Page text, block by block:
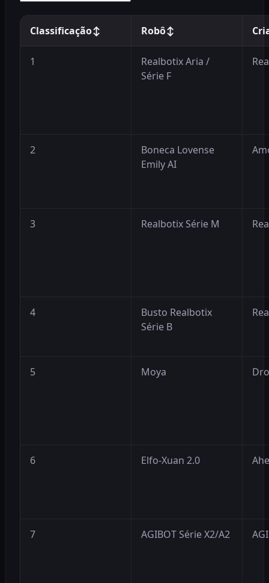
Classificação↕ Robô↕
1
Realbotix Aria /
Série F
2
Boneca Lovense
Emily AI
3 Realbotix Série M
4
Busto Realbotix
Série B
5 Moya
6 Elfo-Xuan 2.0
7 AGIBOT Série X2/A2